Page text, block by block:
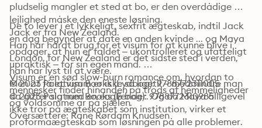
pludselig mangler et sted at bo, er den overdådige
lejlighed måske den eneste løsning.
Jack er fra New Zealand.
Han har hårdt brug for et visum for at kunne blive i
London, for New Zealand er det sidste sted i verden,
han har lyst til at være.
Men at få et visum er ikke så ligetil – medmindre man
da gifter sig med en englænder. Og da Maya alligevel
ikke tror på ægteskabet som institution, virker et
proformaægteskab som løsningen på alle problemer.
De to lever i et lykkeligt, sexfrit ægteskab, indtil Jack
en dag begynder at date en anden kvinde ... og Maya
opdager, at hun er faldet – ukontrolleret og ufatteligt
upraktisk – for sin egen mand.
Visum er en sød slow-burn romance om, hvordan to
mennesker finder hinanden på trods af hemmeligheder
og voldsomme ar på sjælen.
© 2023 Palatium Books (Lydbog): 9788772311005
© 2023 Palatium Books (E-bog): 9788772310985
Oversættere: Rane Rørdam Knudsen